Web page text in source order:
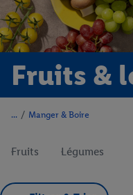
Fruits &
/ Manger & Boire
Fruits Légumes